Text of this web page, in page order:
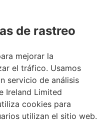
de rastreo
mejorar la
el tráfico. Usamos
servicio de análisis
Ireland Limited
cookies para
utilizan el sitio web.